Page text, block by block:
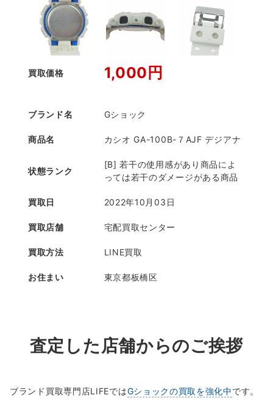
買取価格 1,000円
ブランド名 Gショック
商品名 カシオ GA-100B-７AJF デジアナ
状態ランク
[B] 若干の使用感があり商品によ
っては若干のダメージがある商品
買取日 2022年10月03日
買取店舗 宅配買取センター
買取方法 LINE買取
お住まい 東京都板橋区
査定した店舗からのご挨拶
ブランド買取専門店LIFEではGショックの買取を強化中です。